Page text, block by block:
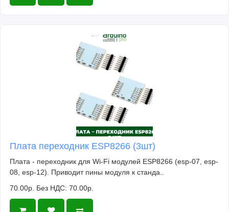
Плата переходник ESP8266 (3шт)
Плата - переходник для Wi-Fi модулей ESP8266 (esp-07, esp-
08, esp-12). Приводит пины модуля к станда..
70.00р. Без НДС: 70.00р.